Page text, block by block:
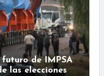
de IMPSA
las elecciones